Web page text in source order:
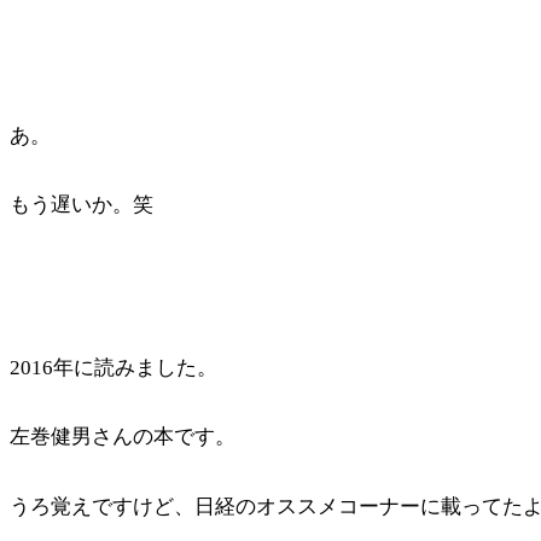
あ。
もう遅いか。笑
2016年に読みました。
左巻健男さんの本です。
うろ覚えですけど、日経のオススメコーナーに載ってた